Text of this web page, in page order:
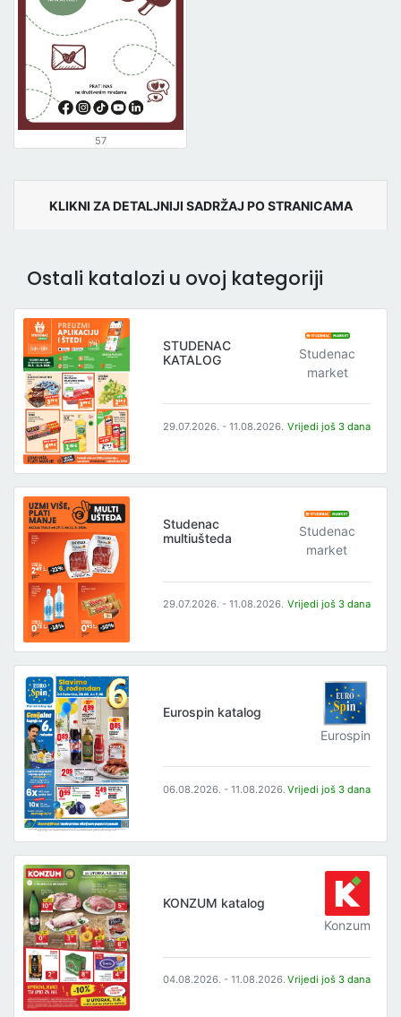
57
KLIKNI ZA DETALJNIJI SADRŽAJ PO STRANICAMA
Ostali katalozi u ovoj kategoriji
STUDENAC
KATALOG
Studenac
market
29.07.2026. - 11.08.2026. Vrijedi još 3 dana
Studenac
multiušteda
Studenac
market
29.07.2026. - 11.08.2026. Vrijedi još 3 dana
Eurospin katalog
Eurospin
06.08.2026. - 11.08.2026. Vrijedi još 3 dana
KONZUM katalog
Konzum
04.08.2026. - 11.08.2026. Vrijedi još 3 dana